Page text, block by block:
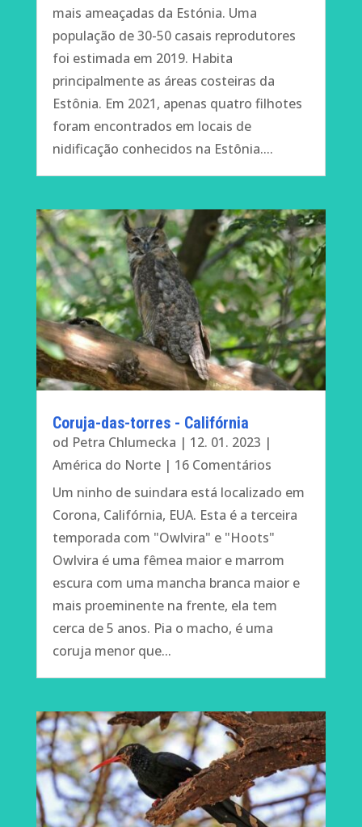
mais ameaçadas da Estónia. Uma
população de 30-50 casais reprodutores
foi estimada em 2019. Habita
principalmente as áreas costeiras da
Estônia. Em 2021, apenas quatro filhotes
foram encontrados em locais de
nidificação conhecidos na Estônia....
Coruja-das-torres - Califórnia
od Petra Chlumecka | 12. 01. 2023 |
América do Norte| 16 Comentários
Um ninho de suindara está localizado em
Corona, Califórnia, EUA. Esta é a terceira
temporada com "Owlvira" e "Hoots"
Owlvira é uma fêmea maior e marrom
escura com uma mancha branca maior e
mais proeminente na frente, ela tem
cerca de 5 anos. Pia o macho, é uma
coruja menor que...